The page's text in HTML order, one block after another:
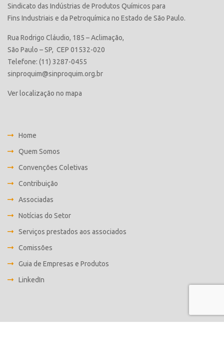
Sindicato das Indústrias de Produtos Químicos para
Fins Industriais e da Petroquímica no Estado de São Paulo.
Rua Rodrigo Cláudio, 185 – Aclimação,
São Paulo – SP, CEP 01532-020
Telefone: (11) 3287-0455
sinproquim@sinproquim.org.br
Ver localização no mapa
Home
Quem Somos
Convenções Coletivas
Contribuição
Associadas
Notícias do Setor
Serviços prestados aos associados
Comissões
Guia de Empresas e Produtos
LinkedIn